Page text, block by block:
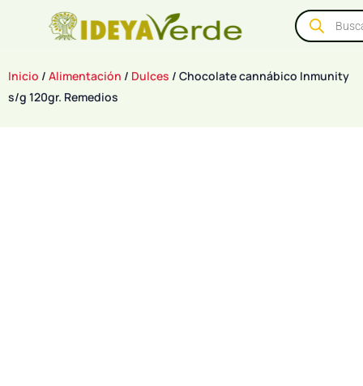
Inicio / Alimentación / Dulces / Chocolate cannábico Inmunity
s/g 120gr. Remedios